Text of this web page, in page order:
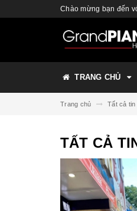
Chào mừng bạn đến
TRANG CHỦ
Trang chủ Tất cả tin
TẤT CẢ